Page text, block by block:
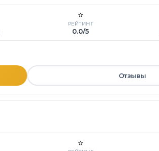
⭐
РЕЙТИНГ
0.0/5
Отзывы
⭐